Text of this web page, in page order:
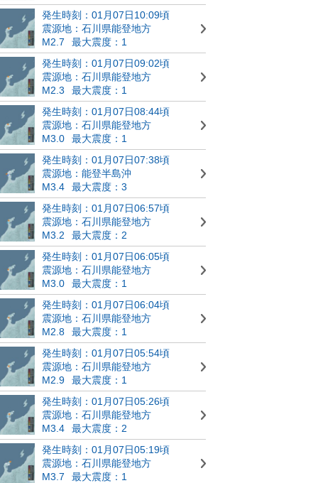
発生時刻：01月07日10:09頃
震源地：石川県能登地方
M2.7
最大震度：1
発生時刻：01月07日09:02頃
震源地：石川県能登地方
M2.3
最大震度：1
発生時刻：01月07日08:44頃
震源地：石川県能登地方
M3.0
最大震度：1
発生時刻：01月07日07:38頃
震源地：能登半島沖
M3.4
最大震度：3
発生時刻：01月07日06:57頃
震源地：石川県能登地方
M3.2
最大震度：2
発生時刻：01月07日06:05頃
震源地：石川県能登地方
M3.0
最大震度：1
発生時刻：01月07日06:04頃
震源地：石川県能登地方
M2.8
最大震度：1
発生時刻：01月07日05:54頃
震源地：石川県能登地方
M2.9
最大震度：1
発生時刻：01月07日05:26頃
震源地：石川県能登地方
M3.4
最大震度：2
発生時刻：01月07日05:19頃
震源地：石川県能登地方
M3.7
最大震度：1